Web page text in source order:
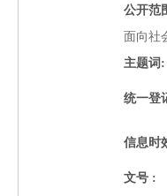
公开范
面向社
主题词:
统一登
信息时
文号 :